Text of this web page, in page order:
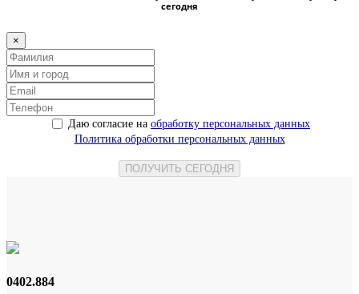
сегодня
×
Даю согласие на обработку персональных данных
Политика обработки персональных данных
ПОЛУЧИТЬ СЕГОДНЯ
0402.884